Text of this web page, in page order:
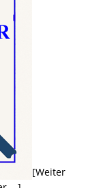
[Weiter